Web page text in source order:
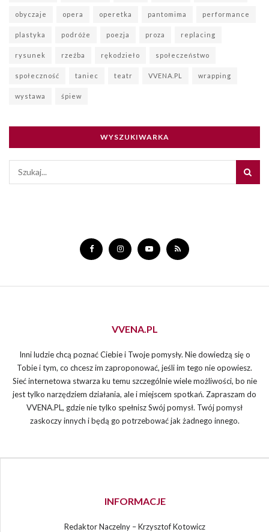
obyczaje opera operetka pantomima performance
plastyka podróże poezja proza replacing
rysunek rzeźba rękodzieło społeczeństwo
społeczność taniec teatr VVENA.PL wrapping
wystawa śpiew
WYSZUKIWARKA
VVENA.PL
Inni ludzie chcą poznać Ciebie i Twoje pomysły. Nie dowiedzą się o
Tobie i tym, co chcesz im zaproponować, jeśli im tego nie opowiesz.
Sieć internetowa stwarza ku temu szczególnie wiele możliwości, bo nie
jest tylko narzędziem działania, ale i miejscem spotkań. Zapraszam do
VVENA.PL, gdzie nie tylko spełnisz Swój pomysł. Twój pomysł
zaskoczy innych i będą go potrzebować jak żadnego innego.
INFORMACJE
Redaktor Naczelny – Krzysztof Kotowicz